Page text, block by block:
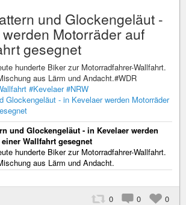
und Glockengeläut -
Motorräder auf
gesegnet
hunderte Biker zur Motorradfahrer-Wallfahrt.
aus Lärm und Andacht.#WDR
#Kevelaer #NRW
Glockengeläut - in Kevelaer werden Motorräder
und Glockengeläut - in Kevelaer werden
Wallfahrt gesegnet
hunderte Biker zur Motorradfahrer-Wallfahrt.
aus Lärm und Andacht.
0 0 0